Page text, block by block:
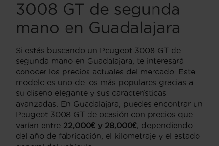
3008 GT de segunda
mano en Guadalajara
Si estás buscando un Peugeot 3008 GT de
segunda mano en Guadalajara, te interesará
conocer los precios actuales del mercado. Este
modelo es uno de los más populares gracias a
su diseño elegante y sus características
avanzadas. En Guadalajara, puedes encontrar un
Peugeot 3008 GT de ocasión con precios que
varían entre 22,000€ y 28,000€, dependiendo
del año de fabricación, el kilometraje y el estado